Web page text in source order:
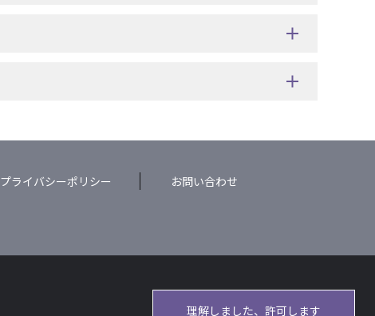
プライバシーポリシー お問い合わせ
理解しました、許可します